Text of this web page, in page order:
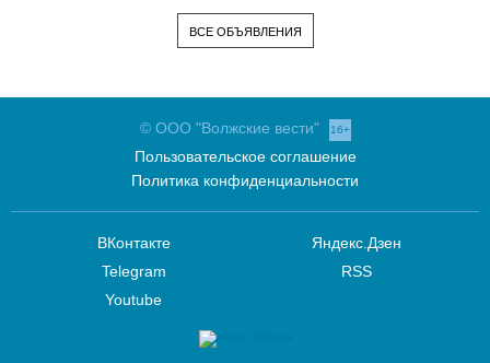
ВСЕ ОБЪЯВЛЕНИЯ
© ООО "Волжские вести" 16+
Пользовательское соглашение
Политика конфиденциальности
ВКонтакте
Telegram
Youtube
Яндекс.Дзен
RSS